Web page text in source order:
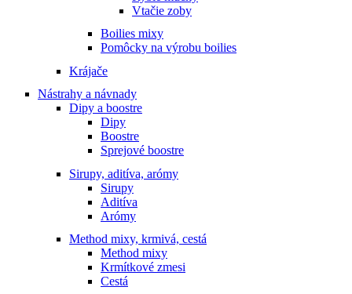
Vtačie zoby
Boilies mixy
Pomôcky na výrobu boilies
Krájače
Nástrahy a návnady
Dipy a boostre
Dipy
Boostre
Sprejové boostre
Sirupy, aditíva, arómy
Sirupy
Aditíva
Arómy
Method mixy, krmivá, cestá
Method mixy
Krmítkové zmesi
Cestá